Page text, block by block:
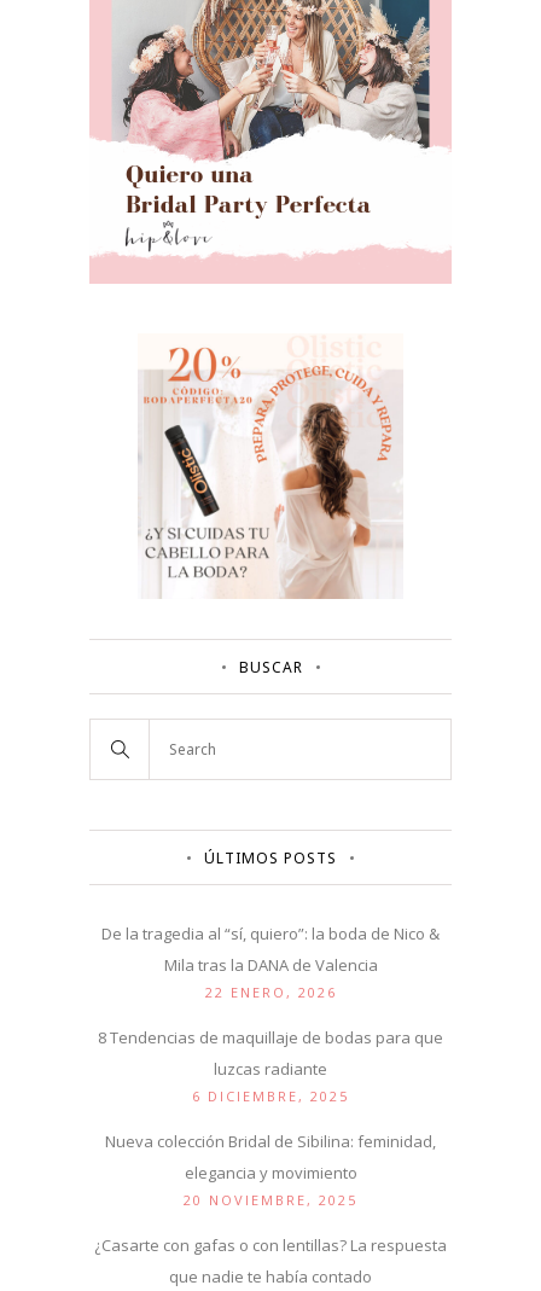
BUSCAR
ÚLTIMOS POSTS
De la tragedia al “sí, quiero”: la boda de Nico &
Mila tras la DANA de Valencia
22 ENERO, 2026
8 Tendencias de maquillaje de bodas para que
luzcas radiante
6 DICIEMBRE, 2025
Nueva colección Bridal de Sibilina: feminidad,
elegancia y movimiento
20 NOVIEMBRE, 2025
¿Casarte con gafas o con lentillas? La respuesta
que nadie te había contado